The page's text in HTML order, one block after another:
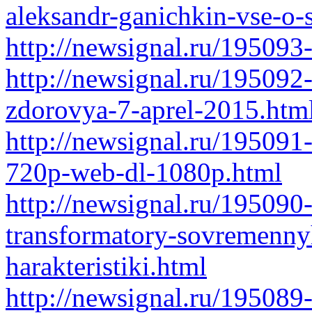
aleksandr-ganichkin-vse-
http://newsignal.ru/
http://newsignal.ru/
zdorovya-7-aprel-
http://newsignal.ru/
720p-web-dl-1080p.html
http://newsignal.ru/
transformatory-
harakteristiki.html
http://newsignal.ru/